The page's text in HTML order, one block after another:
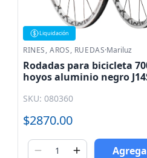
Liquidación
RINES, AROS, RUEDAS·Mariluz
Rodadas para bicicleta
hoyos aluminio negro
SKU: 080360
$2870.00